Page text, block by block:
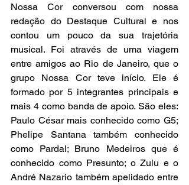
Nossa Cor conversou com nossa
redação do Destaque Cultural e nos
contou um pouco da sua trajetória
musical. Foi através de uma viagem
entre amigos ao Rio de Janeiro, que o
grupo Nossa Cor teve início. Ele é
formado por 5 integrantes principais e
mais 4 como banda de apoio. São eles:
Paulo César mais conhecido como G5;
Phelipe Santana também conhecido
como Pardal; Bruno Medeiros que é
conhecido como Presunto; o Zulu e o
André Nazario também apelidado entre